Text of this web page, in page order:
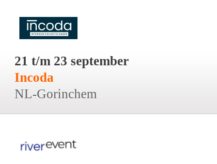
21 t/m 23 september
Incoda
NL-Gorinchem